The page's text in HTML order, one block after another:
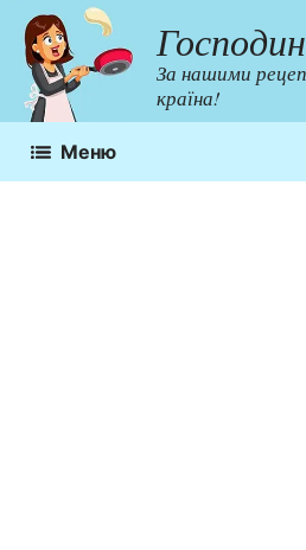
Перейти
до
контенту
За нашими
країна!
Меню